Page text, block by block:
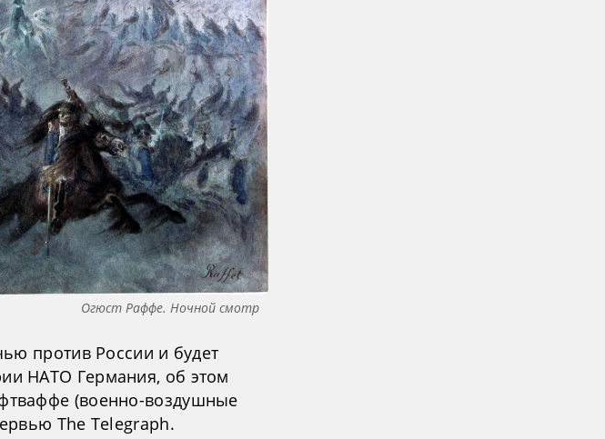
Огюст Раффе. Ночной смотр
против России и будет
НАТО Германия, об этом
(военно-воздушные
The Telegraph.